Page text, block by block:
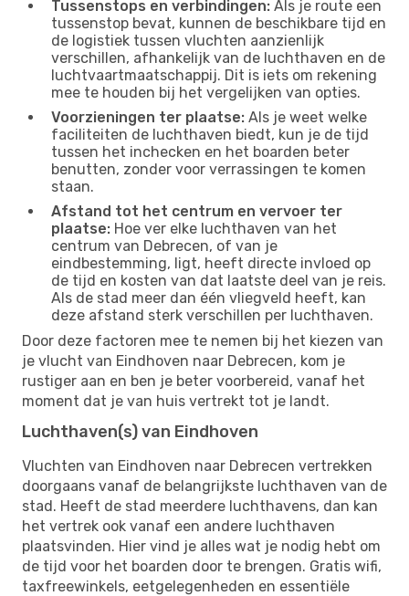
Tussenstops en verbindingen: Als je route een
tussenstop bevat, kunnen de beschikbare tijd en
de logistiek tussen vluchten aanzienlijk
verschillen, afhankelijk van de luchthaven en de
luchtvaartmaatschappij. Dit is iets om rekening
mee te houden bij het vergelijken van opties.
Voorzieningen ter plaatse: Als je weet welke
faciliteiten de luchthaven biedt, kun je de tijd
tussen het inchecken en het boarden beter
benutten, zonder voor verrassingen te komen
staan.
Afstand tot het centrum en vervoer ter
plaatse: Hoe ver elke luchthaven van het
centrum van Debrecen, of van je
eindbestemming, ligt, heeft directe invloed op
de tijd en kosten van dat laatste deel van je reis.
Als de stad meer dan één vliegveld heeft, kan
deze afstand sterk verschillen per luchthaven.
Door deze factoren mee te nemen bij het kiezen van
je vlucht van Eindhoven naar Debrecen, kom je
rustiger aan en ben je beter voorbereid, vanaf het
moment dat je van huis vertrekt tot je landt.
Luchthaven(s) van Eindhoven
Vluchten van Eindhoven naar Debrecen vertrekken
doorgaans vanaf de belangrijkste luchthaven van de
stad. Heeft de stad meerdere luchthavens, dan kan
het vertrek ook vanaf een andere luchthaven
plaatsvinden. Hier vind je alles wat je nodig hebt om
de tijd voor het boarden door te brengen. Gratis wifi,
taxfreewinkels, eetgelegenheden en essentiële